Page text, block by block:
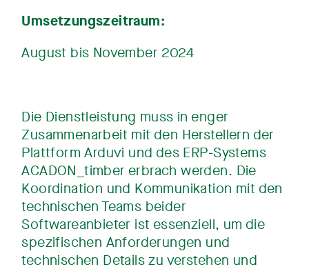
Umsetzungszeitraum:
August bis November 2024
Die Dienstleistung muss in enger
Zusammenarbeit mit den Herstellern der
Plattform Arduvi und des ERP-Systems
ACADON_timber erbrach werden. Die
Koordination und Kommunikation mit den
technischen Teams beider
Softwareanbieter ist essenziell, um die
spezifischen Anforderungen und
technischen Details zu verstehen und